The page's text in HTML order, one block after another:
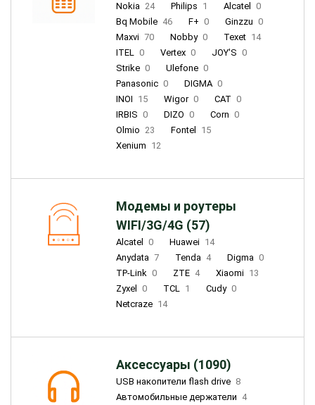
Nokia 24 Philips 1 Alcatel
0
Bq Mobile 46 F+ 0 Ginzzu 0
Maxvi 70 Nobby 0 Texet 14
ITEL 0 Vertex 0 JOY'S 0
Strike 0 Ulefone 0
Panasonic 0 DIGMA 0
INOI 15 Wigor 0 CAT 0
IRBIS 0 DIZO 0 Corn 0
Olmio 23 Fontel
15
Xenium 12
Модемы и роутеры
WIFI/3G/4G (57)
Alcatel 0 Huawei 14
Anydata 7 Tenda 4 Digma 0
TP-Link 0 ZTE 4 Xiaomi 13
Zyxel
0 TCL 1 Cudy 0
Netcraze 14
Аксессуары (1090)
USB накопители flash drive 8
Автомобильные держатели 4